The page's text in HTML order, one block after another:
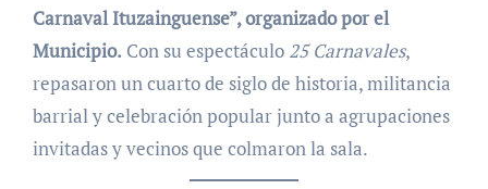
Carnaval Ituzainguense”, organizado por el
Municipio. Con su espectáculo 25 Carnavales,
repasaron un cuarto de siglo de historia, militancia
barrial y celebración popular junto a agrupaciones
invitadas y vecinos que colmaron la sala.